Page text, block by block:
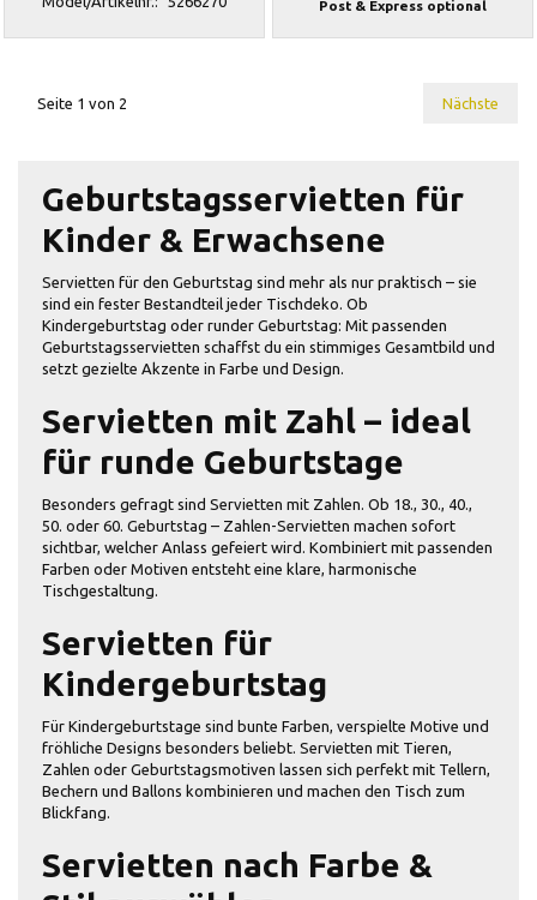
Post & Express optional
Seite 1 von 2 Nächste
Geburtstagsservietten für
Kinder & Erwachsene
Servietten für den Geburtstag sind mehr als nur praktisch – sie
sind ein fester Bestandteil jeder Tischdeko. Ob
Kindergeburtstag oder runder Geburtstag: Mit passenden
Geburtstagsservietten schaffst du ein stimmiges Gesamtbild und
setzt gezielte Akzente in Farbe und Design.
Servietten mit Zahl – ideal
für runde Geburtstage
Besonders gefragt sind Servietten mit Zahlen. Ob 18., 30., 40.,
50. oder 60. Geburtstag – Zahlen-Servietten machen sofort
sichtbar, welcher Anlass gefeiert wird. Kombiniert mit passenden
Farben oder Motiven entsteht eine klare, harmonische
Tischgestaltung.
Servietten für
Kindergeburtstag
Für Kindergeburtstage sind bunte Farben, verspielte Motive und
fröhliche Designs besonders beliebt. Servietten mit Tieren,
Zahlen oder Geburtstagsmotiven lassen sich perfekt mit Tellern,
Bechern und Ballons kombinieren und machen den Tisch zum
Blickfang.
Servietten nach Farbe &